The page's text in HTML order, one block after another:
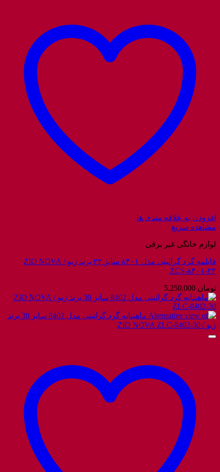
افزودن به علاقه مندی ها
مشاهده سریع
لوازم خانگی غیر برقی
قابلمه گرد گرانیتی مدل ۸۴۰۱ سایز ۲۲ برند زیو / ZIO NOVA
ZCS-۸۴۰۱-۲۲
تومان